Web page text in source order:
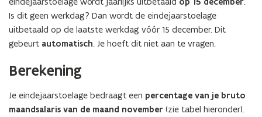
Is dit geen werkdag? Dan wordt de eindejaarstoelage
uitbetaald op de laatste werkdag vóór 15 december. Dit
gebeurt automatisch. Je hoeft dit niet aan te vragen.
Berekening
Je eindejaarstoelage bedraagt een percentage van je bruto
maandsalaris van de maand november (zie tabel hieronder).